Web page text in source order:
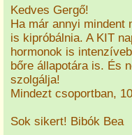
Kedves Gergő!
Ha már annyi mindent
is kipróbálnia. A KIT
hormonok is
bőre állapotára is. És
szolgálja!
Mindezt csoportban,
Sok sikert! Bibók Bea